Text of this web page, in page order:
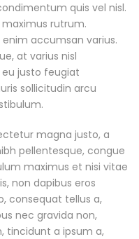
quis vel nisl.
rutrum.
accumsan varius.
at varius nisl
justo feugiat
sollicitudin arcu
magna justo, a
pellentesque, congue
maximus et nisi vitae
non dapibus eros
consequat tellus a,
nec gravida non,
tincidunt a ipsum a,